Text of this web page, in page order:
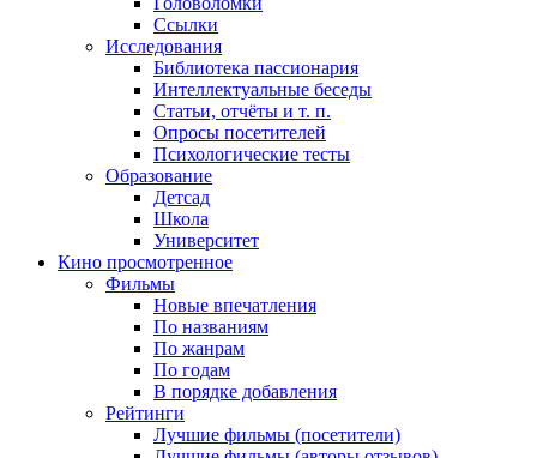
Ссылки
Исследования
Библиотека пассионария
Интеллектуальные беседы
Статьи, отчёты и т. п.
Опросы посетителей
Психологические тесты
Образование
Детсад
Школа
Университет
Кино просмотренное
Фильмы
Новые впечатления
По названиям
По жанрам
По годам
В порядке добавления
Рейтинги
Лучшие фильмы (посетители)